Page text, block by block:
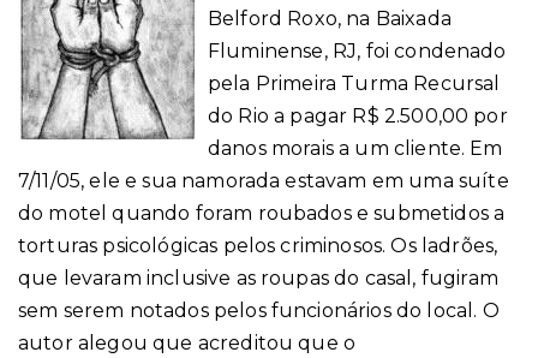
Belford Roxo, na Baixada
Fluminense, RJ, foi condenado
pela Primeira Turma Recursal
do Rio a pagar R$ 2.500,00 por
danos morais a um cliente. Em
7/11/05, ele e sua namorada estavam em uma suíte
do motel quando foram roubados e submetidos a
torturas psicológicas pelos criminosos. Os ladrões,
que levaram inclusive as roupas do casal, fugiram
sem serem notados pelos funcionários do local. O
autor alegou que acreditou que o